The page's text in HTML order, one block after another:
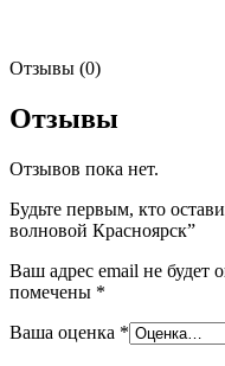
Отзывы (0)
Отзывы
Отзывов пока нет.
Будьте первым, кто
волновой Красноярск”
Ваш адрес email не будет
помечены *
Ваша оценка *